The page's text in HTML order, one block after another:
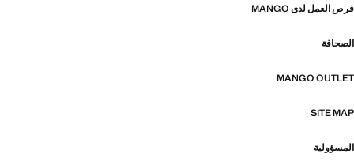
فرص العمل لدى MANGO
الصحافة
MANGO OUTLET
SITE MAP
المسؤولية